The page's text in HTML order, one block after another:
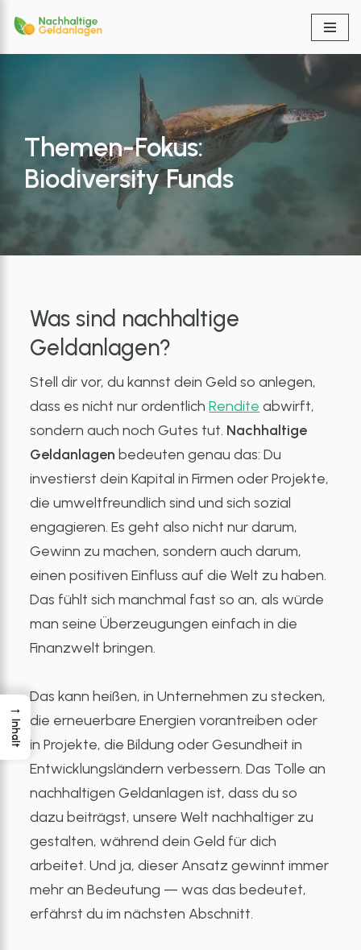
Themen-Fokus:
Biodiversity Funds
Was sind nachhaltige
Geldanlagen?
Stell dir vor, du kannst dein Geld so anlegen,
dass es nicht nur ordentlichRendite abwirft,
sondern auch noch Gutes tut. Nachhaltige
Geldanlagen bedeuten genau das: Du
investierst dein Kapital in Firmen oder Projekte,
die umweltfreundlich sind und sich sozial
engagieren. Es geht also nicht nur darum,
Gewinn zu machen, sondern auch darum,
einen positiven Einfluss auf die Welt zu haben.
Das fühlt sich manchmal fast so an, als würde
man seine Überzeugungen einfach in die
Finanzwelt bringen.
Das kann heißen, in Unternehmen zu stecken,
die erneuerbare Energien vorantreiben oder
in Projekte, die Bildung oder Gesundheit in
Entwicklungsländern verbessern. Das Tolle an
nachhaltigen Geldanlagen ist, dass du so
dazu beiträgst, unsere Welt nachhaltiger zu
gestalten, während dein Geld für dich
arbeitet. Und ja, dieser Ansatz gewinnt immer
mehr an Bedeutung — was das bedeutet,
erfährst du im nächsten Abschnitt.
→
Inhalt